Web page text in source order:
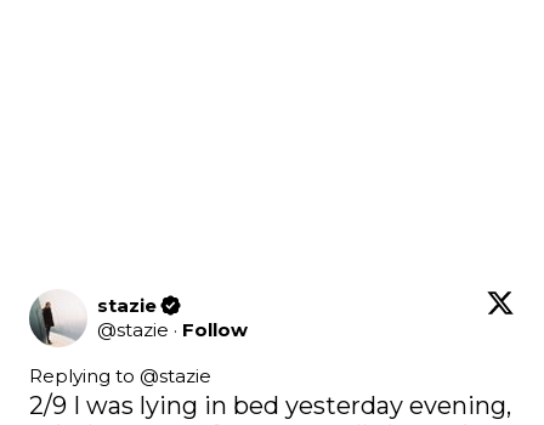
stazie
@stazie · Follow
Replying to @stazie
2/9 I was lying in bed yesterday evening,